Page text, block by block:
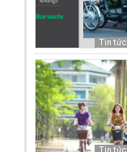
Tin tức